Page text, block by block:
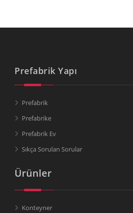
Prefabrik Yapı
Prefabrik
Prefabrike
Prefabrik Ev
Sıkça Sorulan Sorular
Ürünler
Konteyner